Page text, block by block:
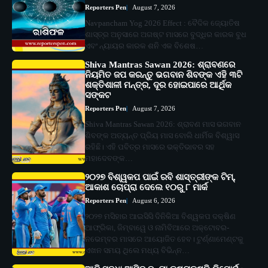
Reporters Pen August 7, 2026
Navpancham Yog 2026 Effect : ବୈଦିକ ଜ୍ୟୋତିଷ
ଶାସ୍ତ୍ର ଅନୁସାରେ ଅଗଷ୍ଟ ମାସରେ ବୁଦ୍ଧିର କାରକ ବୁଧ
ଏବଂ ନ୍ୟାୟର କାରକ ଶନି ଏକ ବିଶେଷ…
Shiva Mantras Sawan 2026: ଶ୍ରାବଣରେ
ନିୟମିତ ଜପ କରନ୍ତୁ ଭଗବାନ ଶିବଙ୍କ ଏହି ୩ଟି
ଶକ୍ତିଶାଳୀ ମନ୍ତ୍ର, ଦୂର ହୋଇପାରେ ଆର୍ଥିକ
ସଙ୍କଟ
Reporters Pen August 7, 2026
Shiva Mantras Sawan 2026: ଶ୍ରାବଣ ମାସ ଭଗବାନ
ଶିବଙ୍କ ଅତ୍ୟନ୍ତ ପ୍ରିୟ ମାସ ବୋଲି ଧାର୍ମିକ ବିଶ୍ୱାସ
ରହିଛି। ଏହି ପବିତ୍ର ମାସରେ ଭକ୍ତିଭାବର ସହ
ମହାଦେବଙ୍କ…
୨୦୨୭ ବିଶ୍ୱକପ ପାଇଁ ରବି ଶାସ୍ତ୍ରୀଙ୍କ ଟିମ୍,
ଆକାଶ ଚୋପ୍ରା ଦେଲେ ୧୦ରୁ ୮ ମାର୍କ
Reporters Pen August 6, 2026
୨୦୨୭ ମସିହାର ଆଇସିସି ଦିନିକିଆ ବିଶ୍ୱକପ ଦକ୍ଷିଣ
ଆଫ୍ରିକା, ଜିମ୍ବାୱେ ଓ ନାମିବିଆରେ ଅକ୍ଟୋବର-
ନଭେମ୍ବର ମାସରେ ଆୟୋଜିତ ହେବ। ଟୁର୍ଣ୍ଣାମେଣ୍ଟକୁ
ଏଖନ ସମୟ ଥିଲେ ମଧ୍ୟ ବିଭିନ୍ନ…